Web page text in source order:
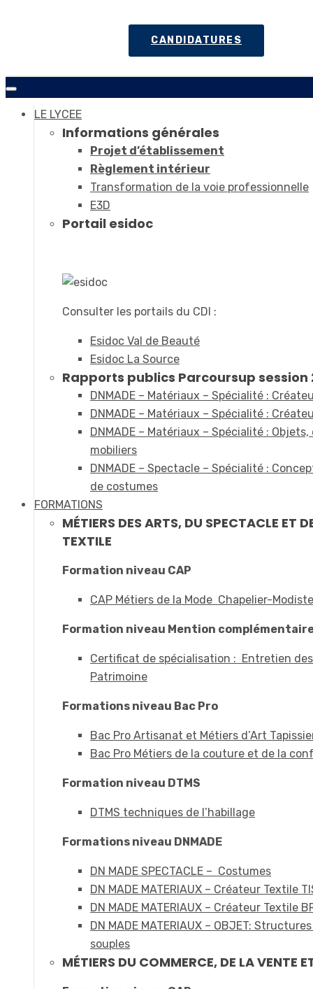
CANDIDATURES
LE LYCEE
Informations générales
Projet d’établissement
Règlement intérieur
Transformation de la voie professionnelle
E3D
Portail esidoc
Consulter les portails du CDI :
Esidoc Val de Beauté
Esidoc La Source
Rapports publics Parcoursup session
DNMADE – Matériaux – Spécialité :
DNMADE – Matériaux – Spécialité :
DNMADE – Matériaux – Spécialité :
mobiliers
DNMADE – Spectacle – Spécialité :
de costumes
FORMATIONS
MÉTIERS DES ARTS, DU SPECTACLE ET
TEXTILE
Formation niveau CAP
CAP Métiers de la Mode Chapelier-Modiste
Formation niveau Mention
Certificat de spécialisation : Entretien
Patrimoine
Formations niveau Bac Pro
Bac Pro Artisanat et Métiers d’Art
Bac Pro Métiers de la couture et de la
Formation niveau DTMS
DTMS techniques de l’habillage
Formations niveau DNMADE
DN MADE SPECTACLE – Costumes
DN MADE MATERIAUX – Créateur Textile
DN MADE MATERIAUX – Créateur Textile
DN MADE MATERIAUX – OBJET:
souples
MÉTIERS DU COMMERCE, DE LA VENTE